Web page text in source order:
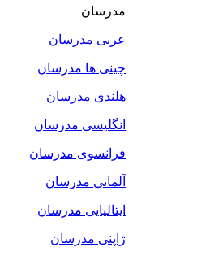
مدرسان
عربی مدرسان
چینی ها مدرسان
هلندی مدرسان
انگلیسی مدرسان
فرانسوی مدرسان
آلمانی مدرسان
ایتالیایی مدرسان
ژاپنی مدرسان